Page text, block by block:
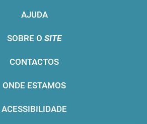
AJUDA
SOBRE O SITE
CONTACTOS
ONDE ESTAMOS
ACESSIBILIDADE